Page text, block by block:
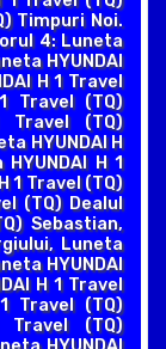
Timpuri Noi.
4: Luneta
HYUNDAI
H 1 Travel
Travel (TQ)
Travel (TQ)
HYUNDAI H
H 1
1 Travel (TQ)
(TQ) Dealul
Sebastian,
Luneta
HYUNDAI
H 1 Travel
Travel (TQ)
Travel (TQ)